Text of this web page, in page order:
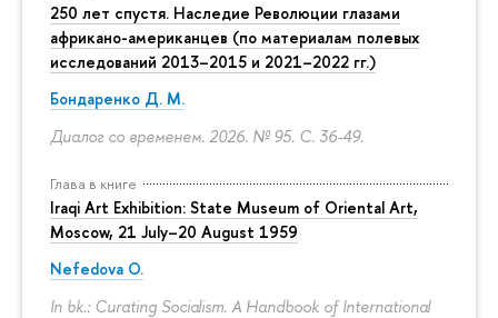
250 лет спустя. Наследие Революции глазами
африкано-американцев (по материалам полевых
исследований 2013–2015 и 2021–2022 гг.)
Бондаренко Д. М.
Диалог со временем. 2026. № 95. С. 36-49.
Глава в книге
Iraqi Art Exhibition: State Museum of Oriental Art,
Moscow, 21 July–20 August 1959
Nefedova O.
In bk.: Curating Socialism. A Handbook of International